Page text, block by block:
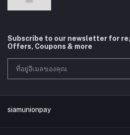
Subscribe to our newsletter for
Offers, Coupons & more
siamunionpay